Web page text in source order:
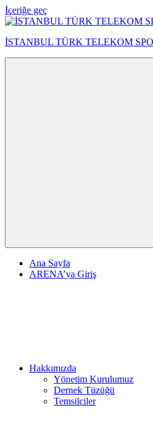
İçeriğe geç
İSTANBUL TÜRK TELEKOM
Ana Sayfa
ARENA’ya Giriş
Hakkımızda
Yönetim Kurulumuz
Dernek Tüzüğü
Temsilciler